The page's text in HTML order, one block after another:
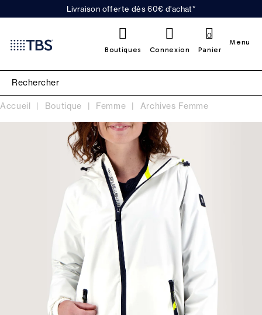
Livraison offerte dès 60€ d'achat*
Boutiques Connexion Panier
0
Menu
Accueil Boutique Femme Archives Femme